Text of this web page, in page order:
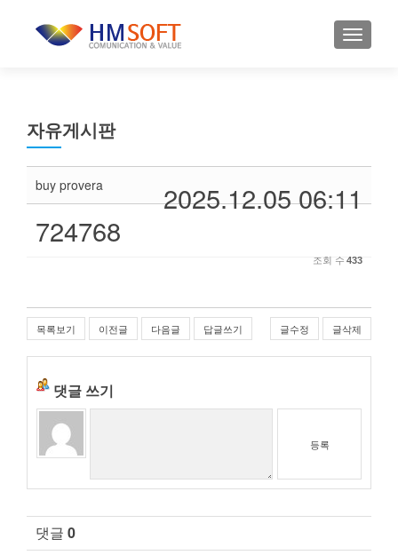
내비게
자유게시판
buy provera
2025.12.05 06:11
724768
조회 수 433
목록보기 이전글 다음글 답글쓰기 글수정 글삭제
댓글 쓰기
등록
댓글 0